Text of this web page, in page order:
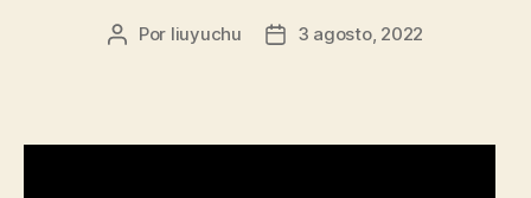
Autor
Por liuyuchu
Fecha3 agosto, 2022